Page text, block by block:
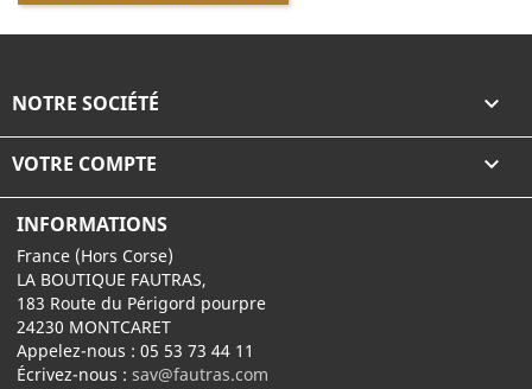
NOTRE SOCIÉTÉ 
VOTRE COMPTE 
INFORMATIONS
France (Hors Corse)
LA BOUTIQUE FAUTRAS,
183 Route du Périgord pourpre
24230 MONTCARET
Appelez-nous :05 53 73 44 11
Écrivez-nous :sav@fautras.com